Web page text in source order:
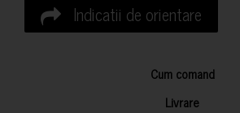
Indicatii de orientare
Cum comand
Livrare